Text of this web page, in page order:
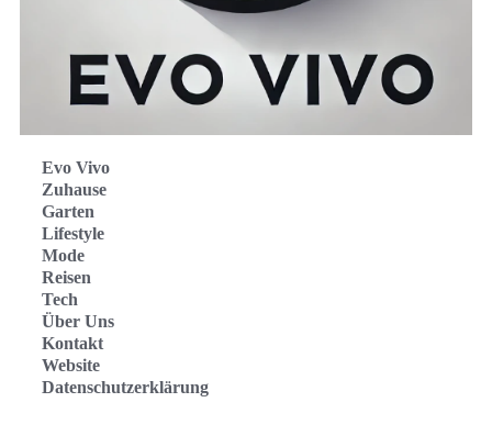
Evo Vivo
Zuhause
Garten
Lifestyle
Mode
Reisen
Tech
Über Uns
Kontakt
Website
Datenschutzerklärung